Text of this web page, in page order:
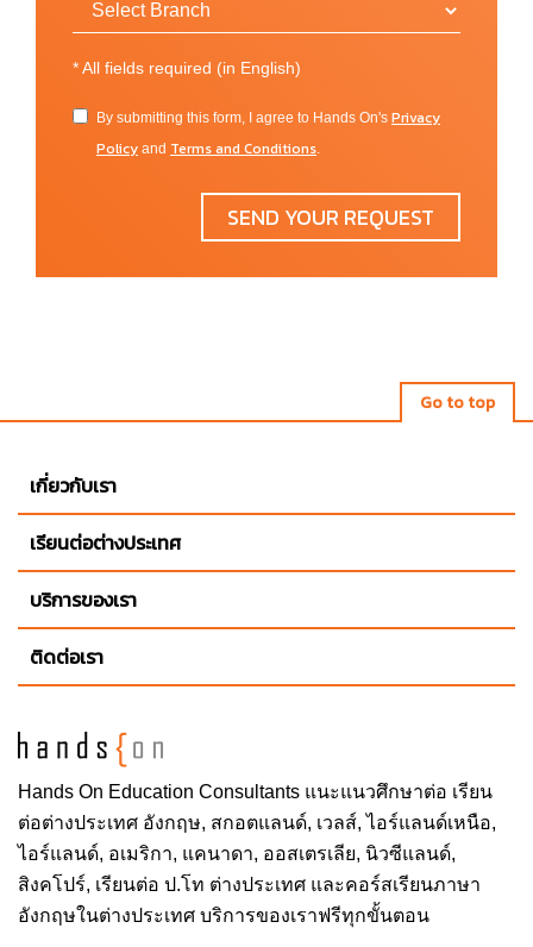
University of Huddersfield – London
University of Sheffield
University of Strathclyde
United States of America:
Mercer University
Texas A&M University-Corpus Christi
Towson University
University of Hartford
University of Wisconsin-Stout
Western Washington University
Ireland:
Singapore:
Victoria World Academy
*All fields required (in English)
By submitting this form, I agree to Hands On's Privacy
Policy and Terms and Conditions.
SEND YOUR REQUEST
Go to top
Hands On Education Consultants แนะแนวศึกษาต่อ เรียน
ต่อต่างประเทศ อังกฤษ, สกอตแลนด์, เวลส์, ไอร์แลนด์เหนือ,
ไอร์แลนด์, อเมริกา, แคนาดา, ออสเตรเลีย, นิวซีแลนด์,
สิงคโปร์, เรียนต่อ ป.โท ต่างประเทศ และคอร์สเรียนภาษา
อังกฤษในต่างประเทศ บริการของเราฟรีทุกขั้นตอน
เกี่ยวกับเรา
เรียนต่อต่างประเทศ
บริการของเรา
ติดต่อเรา